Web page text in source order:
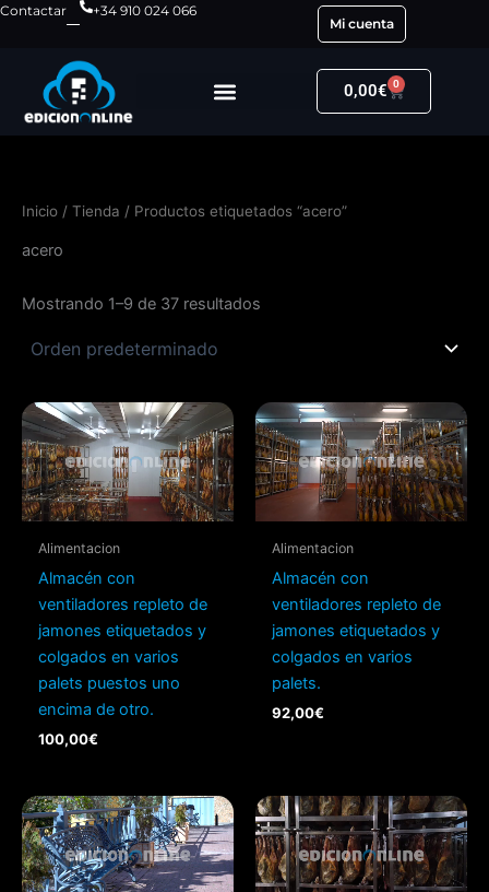
Ir
contenido
Contactar
+34 910 024 066
Mi cuenta
0,00€ 0
Carrito
Inicio / Tienda / Productos etiquetados “acero”
acero
Mostrando 1–9 de 37 resultados
Alimentacion
Almacén con
ventiladores repleto de
jamones etiquetados y
colgados en varios
palets puestos uno
encima de otro.
100,00€
Alimentacion
Almacén con
ventiladores repleto de
jamones etiquetados y
colgados en varios
palets.
92,00€